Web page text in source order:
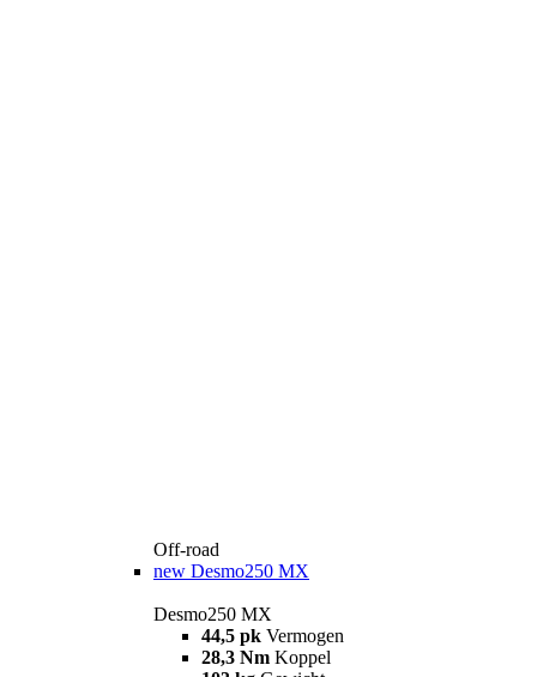
Off-road
new Desmo250 MX
Desmo250 MX
44,5 pk Vermogen
28,3 Nm Koppel